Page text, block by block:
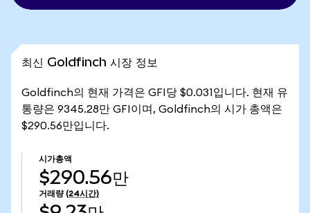
최신 Goldfinch 시장 정보
Goldfinch의 현재 가격은 GFI당 $0.031입니다. 현재 유
통량은 9345.28만 GFI이며, Goldfinch의 시가 총액은
$290.56만입니다.
시가총액
$290.56만
거래량 (24시간)